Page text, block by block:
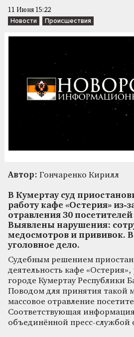
11 Июня 15:22
Новости Происшествия
Автор: Гончаренко Кирилл
В Кумертау суд
работу кафе «Остерия» из-
отравления 30
Выявлены нарушения:
медосмотров и прививок.
уголовное дело.
Судебным решением
деятельность кафе
городе Кумертау Республики
Поводом для принятия такой
массовое отравление
Соответствующая
объединённой пресс-службой